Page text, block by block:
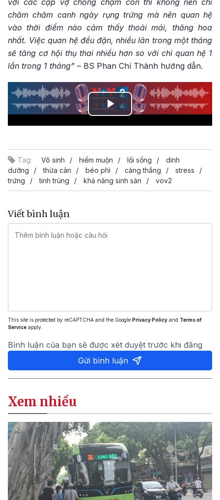
chăm chăm canh ngày rụng trứng mà nên quan hệ
vào thời điểm nào cảm thấy thoải mái, thăng hoa
nhất. Việc quan hệ đều đặn, nhiều lân trong một tháng
sẽ tăng cơ hội thụ thai nhiều hơn so với chỉ quan hệ 1
lần trong 1 tháng” – BS Phan Chí Thành hướng dẫn.
Play
Tag: Vô sinh hiếm muộn lối sống
dinh
dưỡng
thừa cân béo phì căng thẳng
stress
trứng
tinh trùng khả năng sinh sản vov2
Viết bình luận
This site is protected by reCAPTCHA and the Google Privacy Policy and Terms of
Service apply.
Bình luận của bạn sẽ được xét duyệt trước khi đăng
Gửi bình luận
Xem nhiều